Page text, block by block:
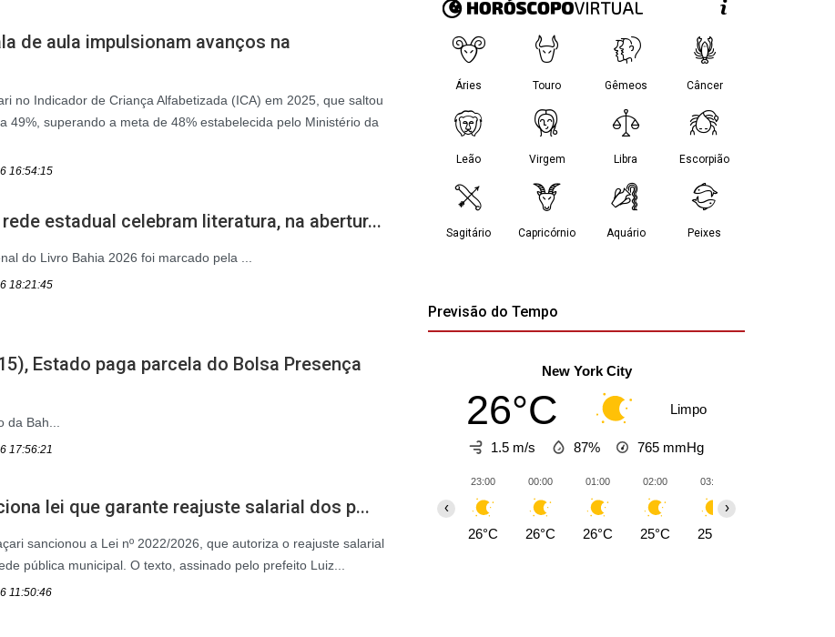
de aula impulsionam avanços na
no Indicador de Criança Alfabetizada (ICA) em 2025, que saltou
49%, superando a meta de 48% estabelecida pelo Ministério da
16:54:15
estadual celebram literatura, na abertur...
do Livro Bahia 2026 foi marcado pela ...
18:21:45
Estado paga parcela do Bolsa Presença
da Bah...
17:56:21
lei que garante reajuste salarial dos p...
sancionou a Lei nº 2022/2026, que autoriza o reajuste salarial
pública municipal. O texto, assinado pelo prefeito Luiz...
11:50:46
Previsão do Tempo
New York City
26°C Limpo
1.5 m/s 87% 765 mmHg
23:00
26°C
00:00
26°C
01:00
26°C
02:00
25°C
03:00
25°C
‹ ›